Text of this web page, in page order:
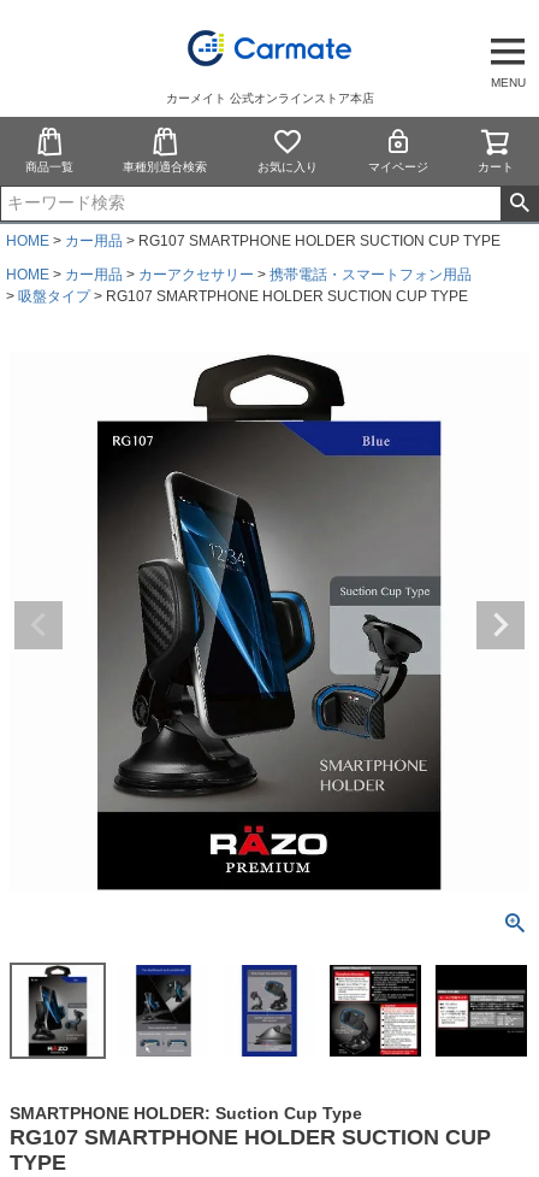
MENU
カーメイト 公式オンラインストア本店
商品一覧 車種別適合検索 お気に入り マイページ カート
HOME カー用品
RG107 SMARTPHONE HOLDER SUCTION CUP TYPE
HOME
カー用品 カーアクセサリー
携帯電話・スマートフォン用品
吸盤タイプ
RG107 SMARTPHONE HOLDER SUCTION CUP TYPE
SMARTPHONE HOLDER: Suction Cup Type
RG107 SMARTPHONE HOLDER SUCTION CUP
TYPE